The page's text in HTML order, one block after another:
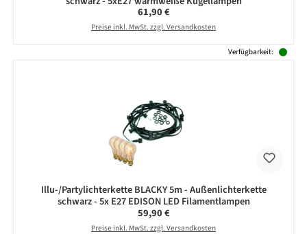
Regulärer Preis:
61,90 €
Preise inkl. MwSt. zzgl. Versandkosten
Verfügbarkeit:
Illu-/Partylichterkette BLACKY 5m - Außenlichterkette
schwarz - 5x E27 EDISON LED Filamentlampen
Regulärer Preis:
59,90 €
Preise inkl. MwSt. zzgl. Versandkosten